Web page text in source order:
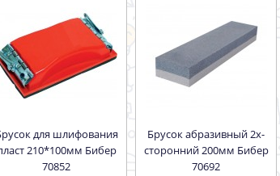
210*100мм Бибер
70852
Брусок абразивный 2х-
сторонний 200мм Бибер
70692